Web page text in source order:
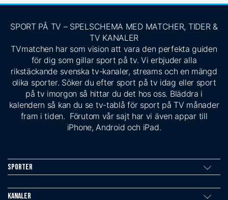
SPORT PÅ TV – SPELSCHEMA MED MATCHER, TIDER &
TV KANALER
TVmatchen har som vision att vara den perfekta guiden
för dig som gillar sport på tv. Vi erbjuder alla
rikstäckande svenska tv-kanaler, streams och en mängd
olika sporter. Söker du efter sport på tv idag eller sport
på tv imorgon så hittar du det hos oss. Bläddra i
kalendern så kan du se tv-tablå för sport på TV månader
fram i tiden. Förutom vår sajt har vi även appar till
iPhone, Android och iPad.
Sporter
Kanaler